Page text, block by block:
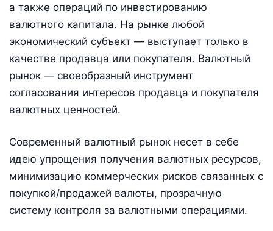
а также операций по инвестированию
валютного капитала. На рынке любой
экономический субъект — выступает только в
качестве продавца или покупателя. Валютный
рынок — своеобразный инструмент
согласования интересов продавца и покупателя
валютных ценностей.
Современный валютный рынок несет в себе
идею упрощения получения валютных ресурсов,
минимизацию коммерческих рисков связанных с
покупкой/продажей валюты, прозрачную
систему контроля за валютными операциями.